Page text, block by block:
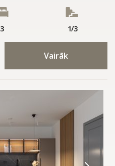
3 1/3
Vairāk